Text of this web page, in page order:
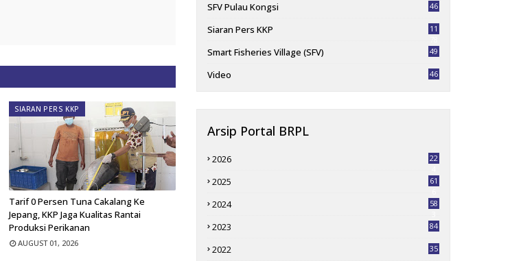
SIARAN PERS KKP
Tarif 0 Persen Tuna Cakalang Ke
Jepang, KKP Jaga Kualitas Rantai
Produksi Perikanan
AUGUST 01, 2026
SFV Pulau Kongsi 46
Siaran Pers KKP
11
Smart Fisheries Village (SFV) 49
Video 46
Arsip Portal BRPL
2026
22
2025
61
2024
58
2023 84
2022 35